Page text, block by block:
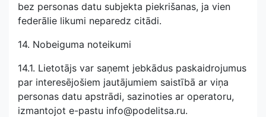
bez personas datu subjekta piekrišanas, ja vien
federālie likumi neparedz citādi.
14. Nobeiguma noteikumi
14.1. Lietotājs var saņemt jebkādus paskaidrojumus
par interesējošiem jautājumiem saistībā ar viņa
personas datu apstrādi, sazinoties ar operatoru,
izmantojot e-pastu info@podelitsa.ru.